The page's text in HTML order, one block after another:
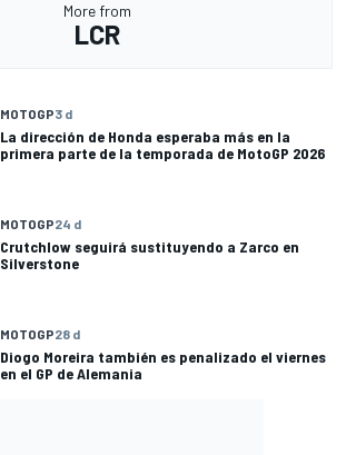
More from
LCR
MOTOGP3 d
La dirección de Honda esperaba más en la
primera parte de la temporada de MotoGP 2026
MOTOGP24 d
Crutchlow seguirá sustituyendo a Zarco en
Silverstone
MOTOGP28 d
Diogo Moreira también es penalizado el viernes
en el GP de Alemania